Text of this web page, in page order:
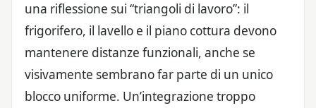
una riflessione sui “triangoli di lavoro”: il
frigorifero, il lavello e il piano cottura devono
mantenere distanze funzionali, anche se
visivamente sembrano far parte di un unico
blocco uniforme. Un’integrazione troppo